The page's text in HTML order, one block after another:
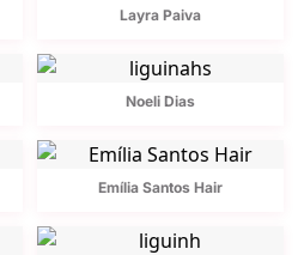
Layra Paiva
Noeli Dias
Emília Santos Hair